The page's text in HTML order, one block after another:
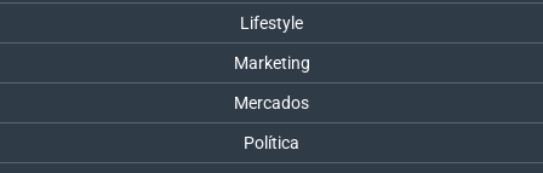
Lifestyle
Marketing
Mercados
Política